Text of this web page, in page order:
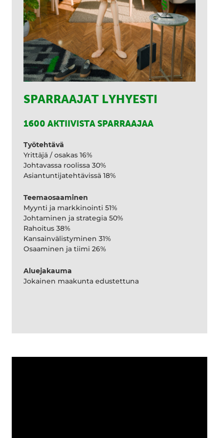
SPARRAAJAT LYHYESTI
1600 AKTIIVISTA SPARRAAJAA
Työtehtävä
Yrittäjä / osakas 16%
Johtavassa roolissa 30%
Asiantuntijatehtävissä 18%
Teemaosaaminen
Myynti ja markkinointi 51%
Johtaminen ja strategia 50%
Rahoitus 38%
Kansainvälistyminen 31%
Osaaminen ja tiimi 26%
Aluejakauma
Jokainen maakunta edustettuna